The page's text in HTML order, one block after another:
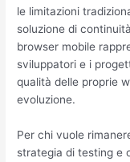
le limitazioni
soluzione di
browser mobile
sviluppatori e i
qualità delle proprie
evoluzione.
Per chi vuole
strategia di testing e